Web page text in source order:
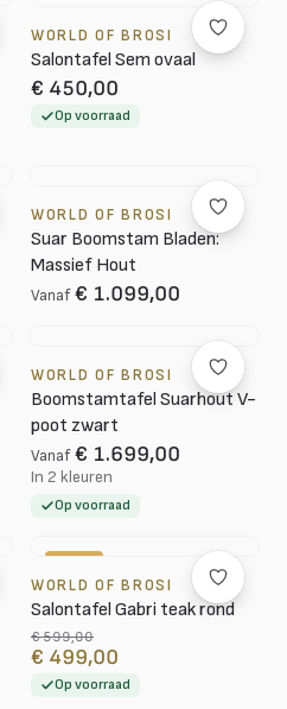
WORLD OF BROSI
Salontafel Sem ovaal
€ 450,00
Op voorraad
WORLD OF BROSI
Suar Boomstam Bladen:
Massief Hout
Vanaf € 1.099,00
WORLD OF BROSI
Boomstamtafel Suarhout V-
poot zwart
Vanaf € 1.699,00
In 2 kleuren
Op voorraad
WORLD OF BROSI
Salontafel Gabri teak rond
€ 599,00
€ 499,00
Op voorraad